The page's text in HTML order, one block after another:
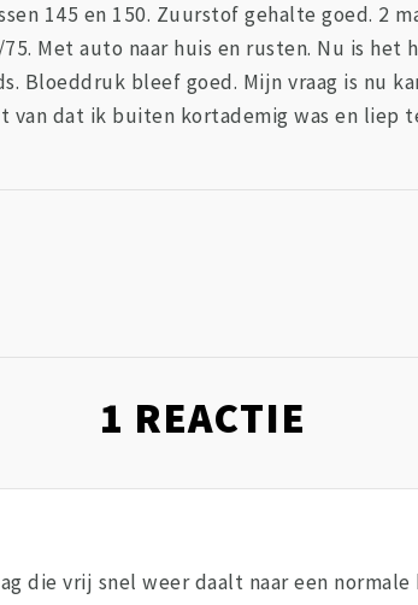
145 en 150. Zuurstof gehalte goed. 2
Met auto naar huis en rusten. Nu is het
bleef goed. Mijn vraag is nu
van dat ik buiten kortademig was en liep
1 REACTIE
die vrij snel weer daalt naar een